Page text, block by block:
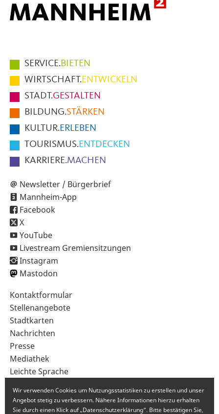
Hauptmenüpunkte
im
Fußbereich
der
Seite
SERVICE.BIETEN
WIRTSCHAFT.ENTWICKELN
STADT.GESTALTEN
BILDUNG.STÄRKEN
KULTUR.ERLEBEN
TOURISMUS.ENTDECKEN
KARRIERE.MACHEN
Newsletter / Bürgerbrief
Mannheim-App
Facebook
X
YouTube
Livestream Gremiensitzungen
Instagram
Mastodon
Sekundärnavigation
im
Fußbereich
Kontaktformular
Stellenangebote
Stadtkarten
Nachrichten
Presse
Mediathek
Leichte Sprache
Wir verwenden Cookies um Nutzungsstatistiken zu erstellen und unser
Angebot stetig zu verbessern. Nähere Informationen hierzu erhalten
Sie durch einen Klick auf „Datenschutzerklärung“. Bitte bestätigen Sie,